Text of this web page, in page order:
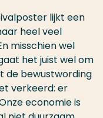
lijkt een
heel veel
misschien wel
het juist wel om
de bewustwording
verkeerd: er
economie is